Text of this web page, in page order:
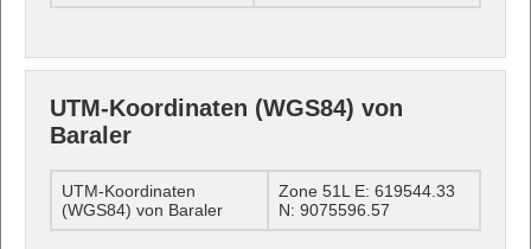
UTM-Koordinaten (WGS84) von
Baraler
UTM-Koordinaten
(WGS84) von Baraler
Zone 51L E: 619544.33
N: 9075596.57